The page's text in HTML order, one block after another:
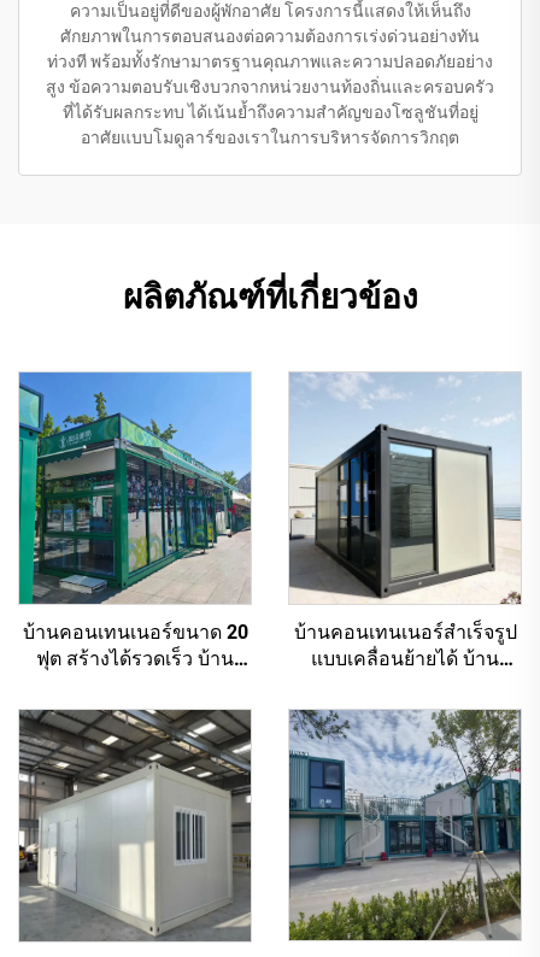
ความเป็นอยู่ที่ดีของผู้พักอาศัย โครงการนี้แสดงให้เห็นถึง
ศักยภาพในการตอบสนองต่อความต้องการเร่งด่วนอย่างทัน
ท่วงที พร้อมทั้งรักษามาตรฐานคุณภาพและความปลอดภัยอย่าง
สูง ข้อความตอบรับเชิงบวกจากหน่วยงานท้องถิ่นและครอบครัว
ที่ได้รับผลกระทบ ได้เน้นย้ำถึงความสำคัญของโซลูชันที่อยู่
อาศัยแบบโมดูลาร์ของเราในการบริหารจัดการวิกฤต
ผลิตภัณฑ์ที่เกี่ยวข้อง
บ้านคอนเทนเนอร์ขนาด 20
ฟุต สร้างได้รวดเร็ว บ้าน
เปอร์มาร์เก็ตกลางแจ้งแบบ
พับเก็บได้
บ้านคอนเทนเนอร์สำเร็จรูป
แบบเคลื่อนย้ายได้ บ้าน
สำหรับอยู่อาศัย